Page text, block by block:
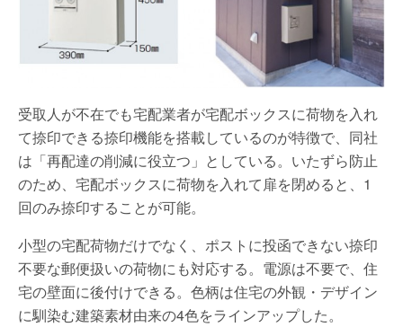
受取人が不在でも宅配業者が宅配ボックスに荷物を入れ
て捺印できる捺印機能を搭載しているのが特徴で、同社
は「再配達の削減に役立つ」としている。いたずら防止
のため、宅配ボックスに荷物を入れて扉を閉めると、1
回のみ捺印することが可能。
小型の宅配荷物だけでなく、ポストに投函できない捺印
不要な郵便扱いの荷物にも対応する。電源は不要で、住
宅の壁面に後付けできる。色柄は住宅の外観・デザイン
に馴染む建築素材由来の4色をラインアップした。